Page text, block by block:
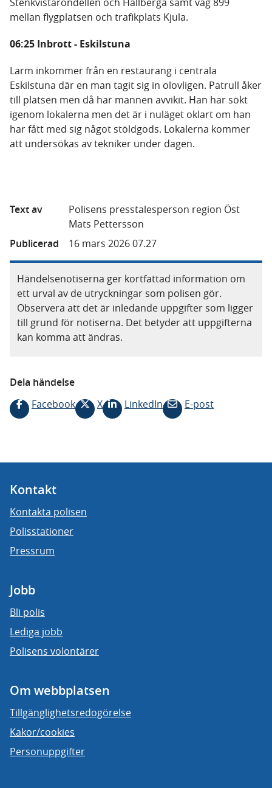
mellan flygplatsen och trafikplats Kjula.
06:25 Inbrott - Eskilstuna
Larm inkommer från en restaurang i centrala
Eskilstuna där en man tagit sig in olovligen. Patrull åker
till platsen men då har mannen avvikit. Han har sökt
igenom lokalerna men det är i nuläget oklart om han
har fått med sig något stöldgods. Lokalerna kommer
att undersökas av tekniker under dagen.
Text av
Polisens presstalesperson region Öst
Mats Pettersson
Publicerad
16 mars 2026 07.27
Händelsenotiserna ger kortfattad information om
ett urval av de utryckningar som polisen gör.
Observera att det är inledande uppgifter som ligger
till grund för notiserna. Det betyder att uppgifterna
kan komma att ändras.
Dela händelse
Facebook
X LinkedIn E-post
Kontakt
Kontakta polisen
Polisstationer
Pressrum
Jobb
Bli polis
Lediga jobb
Polisens volontärer
Om webbplatsen
Tillgänglighetsredogörelse
Kakor/cookies
Personuppgifter